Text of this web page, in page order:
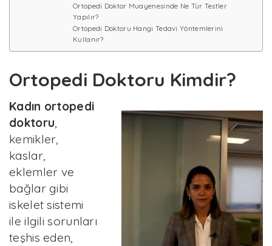
Ortopedi Doktor Muayenesinde Ne Tür Testler
Yapılır?
Ortopedi Doktoru Hangi Tedavi Yöntemlerini
Kullanır?
Ortopedi Doktoru Kimdir?
Kadın ortopedi
doktoru,
kemikler,
kaslar,
eklemler ve
bağlar gibi
iskelet sistemi
ile ilgili sorunları
teşhis eden,